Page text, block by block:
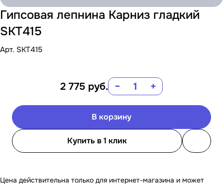
Гипсовая лепнина Карниз гладкий
SKT415
Арт. SKT415
2 775 руб. − +
В корзину
Купить в 1 клик
Цена действительна только для интернет-магазина и может